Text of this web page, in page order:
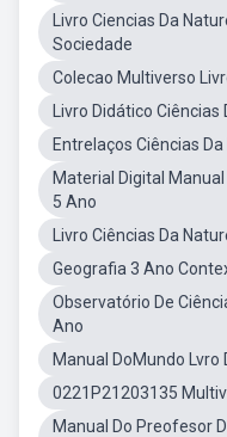
Livro Ciencias Da
Sociedade
Colecao Multiverso
Livro Didático
Entrelaços Ciências
Material Digital
5 Ano
Livro Ciências Da
Geografia 3 Ano
Observatório De
Ano
Manual DoMundo Lvro
0221P21203135
Manual Do Preofesor